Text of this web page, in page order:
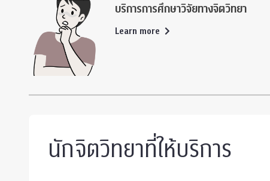
บริการการศึกษาวิจัยทางจิตวิทยา
Learn more
นักจิตวิทยาที่ให้บริการ